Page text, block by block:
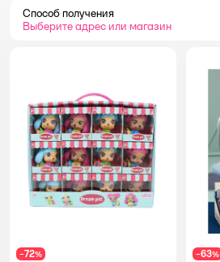
Способ получения
Выберите адрес или магазин
−72% −63%